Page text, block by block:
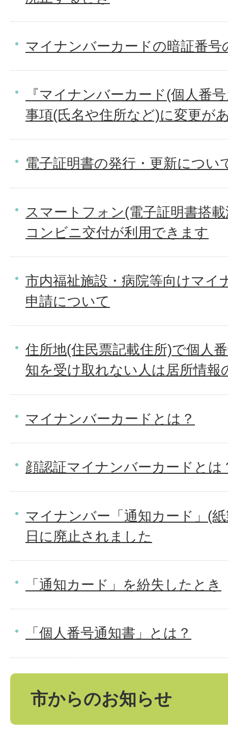
マイナンバーカードの暗証番号
『マイナンバーカード(個人番
事項(氏名や住所など)に変更が
電子証明書の発行・更新につい
スマートフォン(電子証明書搭
コンビニ交付が利用できます
市内福祉施設・病院等向けマイ
申請について
住所地(住民票記載住所)で個人
知を受け取れない人は居所情報
マイナンバーカードとは？
顔認証マイナンバーカードとは
マイナンバー「通知カード」(
日に廃止されました
「通知カード」を紛失したとき
「個人番号通知書」とは？
市からのお知らせ